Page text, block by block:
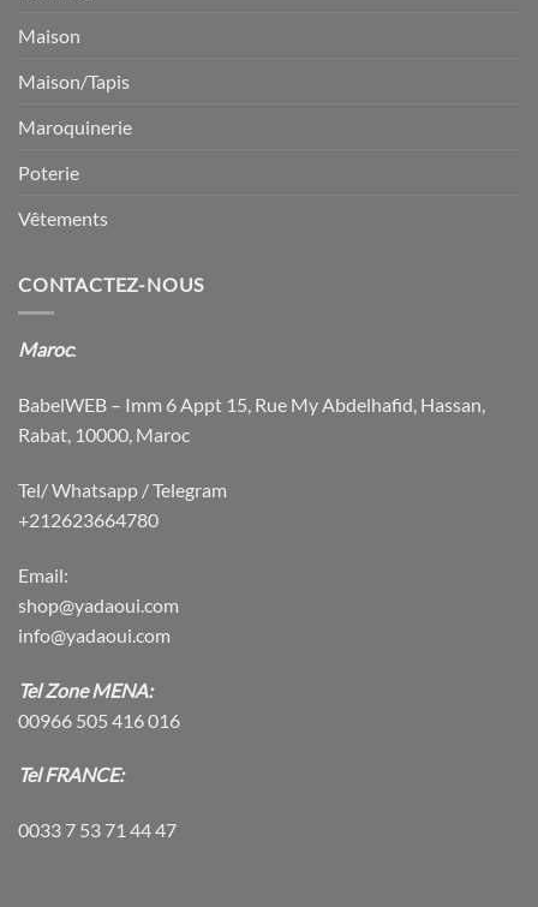
Maison
Maison/Tapis
Maroquinerie
Poterie
Vêtements
CONTACTEZ-NOUS
Maroc:
BabelWEB – Imm 6 Appt 15, Rue My Abdelhafid, Hassan,
Rabat, 10000, Maroc
Tel/ Whatsapp / Telegram
+212623664780
Email:
shop@yadaoui.com
info@yadaoui.com
Tel Zone MENA:
00966 505 416 016
Tel FRANCE:
0033 7 53 71 44 47